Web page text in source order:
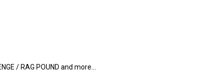
/ RAG POUND and more...